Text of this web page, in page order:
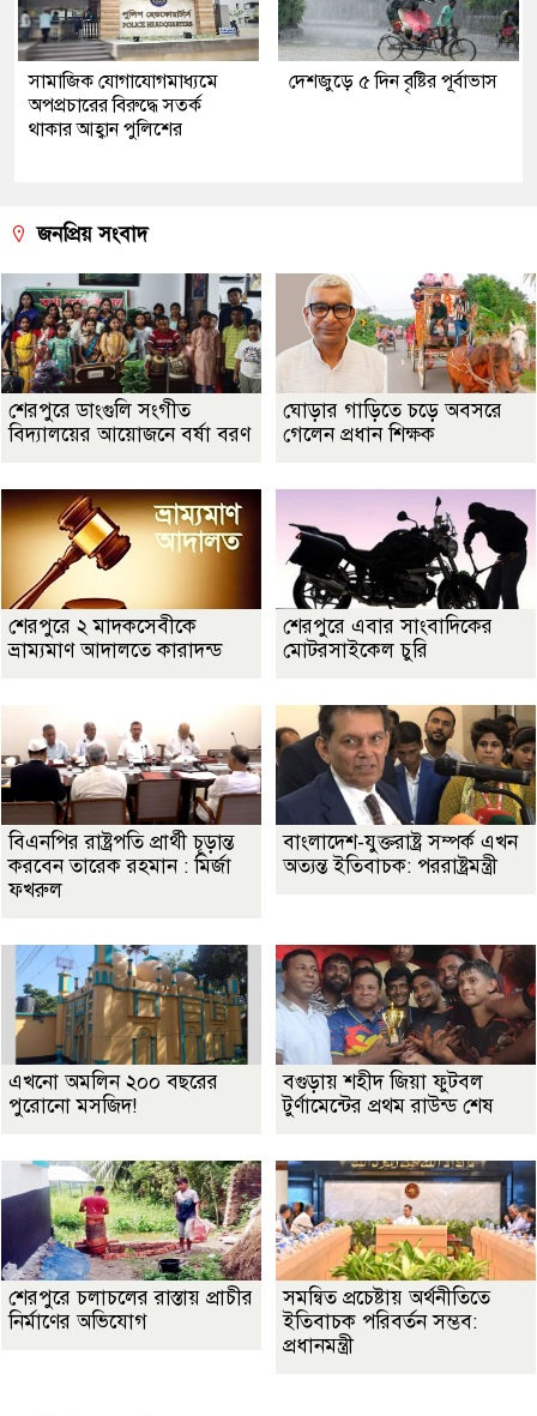
সামাজিক যোগাযোগমাধ্যমে
অপপ্রচারের বিরুদ্ধে সতর্ক
থাকার আহ্বান পুলিশের
দেশজুড়ে ৫ দিন বৃষ্টির পূর্বাভাস
জনপ্রিয় সংবাদ
শেরপুরে ডাংগুলি সংগীত
বিদ্যালয়ের আয়োজনে বর্ষা বরণ
ঘোড়ার গাড়িতে চড়ে অবসরে
গেলেন প্রধান শিক্ষক
শেরপুরে ২ মাদকসেবীকে
ভ্রাম্যমাণ আদালতে কারাদন্ড
শেরপুরে এবার সাংবাদিকের
মোটরসাইকেল চুরি
বিএনপির রাষ্ট্রপতি প্রার্থী চূড়ান্ত
করবেন তারেক রহমান : মির্জা
ফখরুল
বাংলাদেশ-যুক্তরাষ্ট্র সম্পর্ক এখন
অত্যন্ত ইতিবাচক: পররাষ্ট্রমন্ত্রী
এখনো অমলিন ২০০ বছরের
পুরোনো মসজিদ!
বগুড়ায় শহীদ জিয়া ফুটবল
টুর্ণামেন্টের প্রথম রাউন্ড শেষ
শেরপুরে চলাচলের রাস্তায় প্রাচীর
নির্মাণের অভিযোগ
সমন্বিত প্রচেষ্টায় অর্থনীতিতে
ইতিবাচক পরিবর্তন সম্ভব:
প্রধানমন্ত্রী